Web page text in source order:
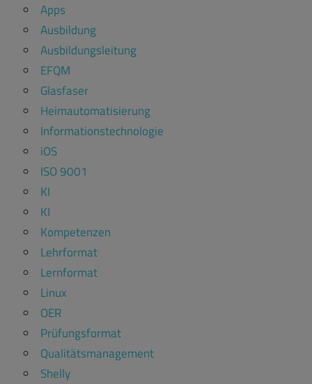
Apps
Ausbildung
Ausbildungsleitung
EFQM
Glasfaser
Heimautomatisierung
Informationstechnologie
iOS
ISO 9001
KI
KI
Kompetenzen
Lehrformat
Lernformat
Linux
OER
Prüfungsformat
Qualitätsmanagement
Shelly